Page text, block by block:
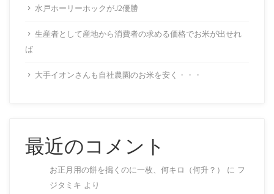
水戸ホーリーホックがJ2優勝
生産者として産地から消費者の求める価格でお米が出せれ
ば
大手イオンさんも自社農園のお米を安く・・・
最近のコメント
お正月用の餅を搗くのに一枚、何キロ（何升？） に フ
ジタミキ より